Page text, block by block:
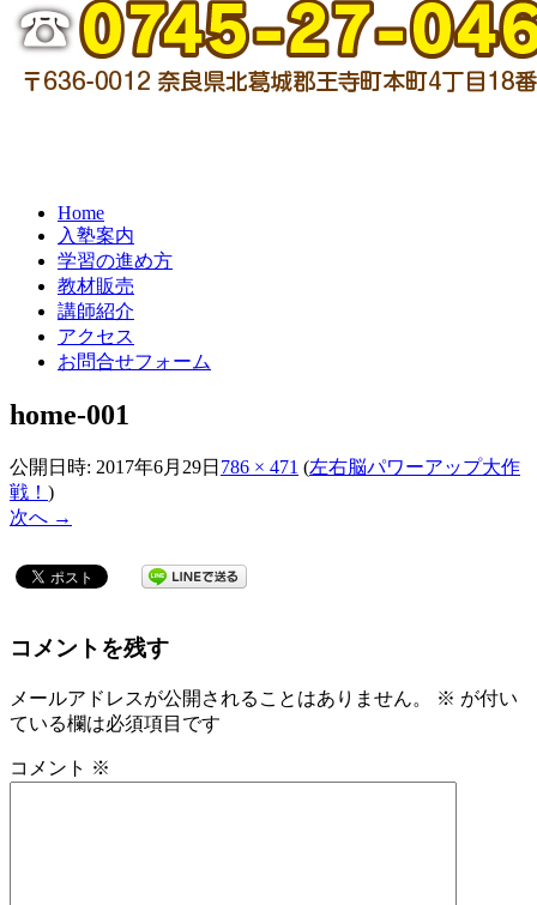
Home
入塾案内
学習の進め方
教材販売
講師紹介
アクセス
お問合せフォーム
home-001
公開日時: 2017年6月29日 786 × 471 (左右脳パワーアップ大作
戦！ )
次へ →
コメントを残す
メールアドレスが公開されることはありません。 ※ が付い
ている欄は必須項目です
コメント ※